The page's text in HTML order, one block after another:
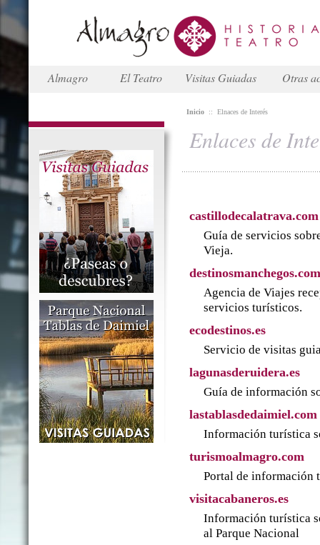
Almagro El Teatro Visitas Guiadas Otras
Inicio :: Elnaces de Interés
Enlaces de
castillodecalatrava.com
Guía de servicios
Vieja.
destinosmanchegos.com
Agencia de Viajes
servicios turísticos.
ecodestinos.es
Servicio de visitas
lagunasderuidera.es
Guía de información
lastablasdedaimiel.com
Información turística
turismoalmagro.com
Portal de información
visitacabaneros.es
Información turística
al Parque Nacional